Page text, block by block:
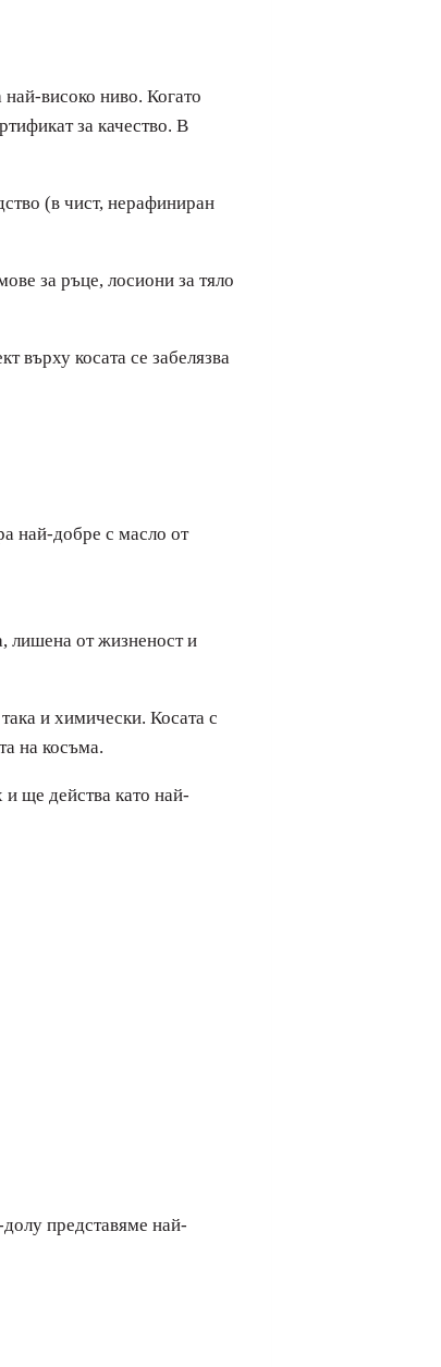
високо ниво. Когато
за качество. В
(в чист, нерафиниран
за ръце, лосиони за тяло
върху косата се забелязва
най-добре с масло от
лишена от жизненост и
и химически. Косата с
на косъма.
ще действа като най-
долу представяме най-